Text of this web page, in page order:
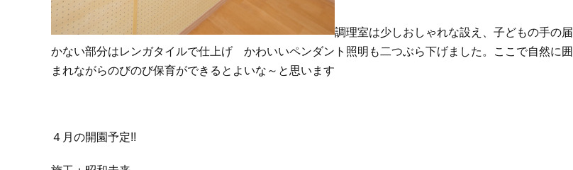
調理室は少しおしゃれな設え、子どもの手の届
かない部分はレンガタイルで仕上げ かわいいペンダント照明も二つぶら下げました。ここで自然に囲
まれながらのびのび保育ができるとよいな～と思います
４月の開園予定!!